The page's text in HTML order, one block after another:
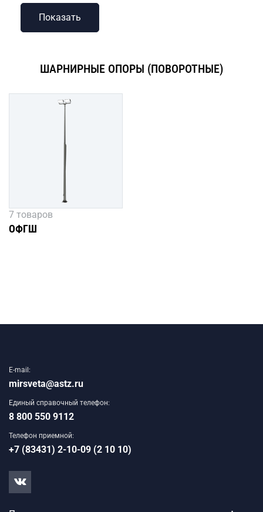
ШАРНИРНЫЕ ОПОРЫ (ПОВОРОТНЫЕ)
7 товаров
ОФГШ
E-mail:
mirsveta@astz.ru
Единый справочный телефон:
8 800 550 9112
Телефон приемной:
+7 (83431) 2-10-09 (2 10 10)